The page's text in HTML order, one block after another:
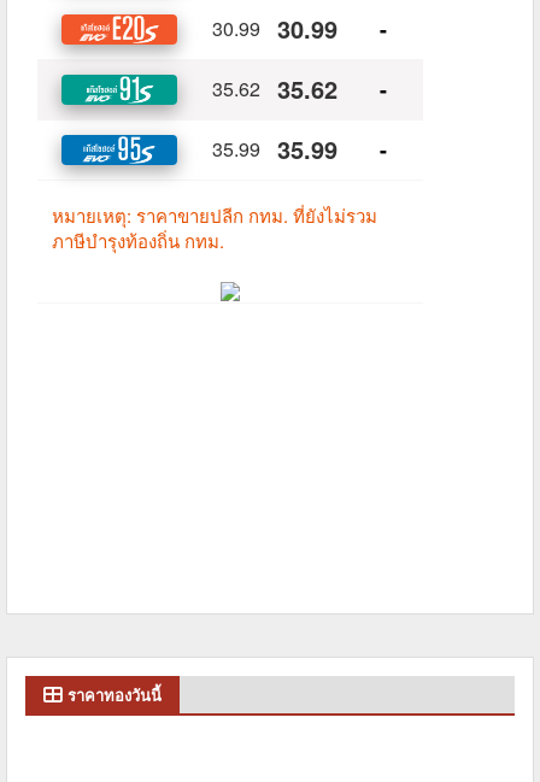
ราคาทองวันนี้